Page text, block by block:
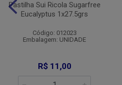
Pastilha Sui Ricola Sugarfree
Eucalyptus 1x27.5grs
Código: 012023
Embalagem: UNIDADE
R$ 11,00